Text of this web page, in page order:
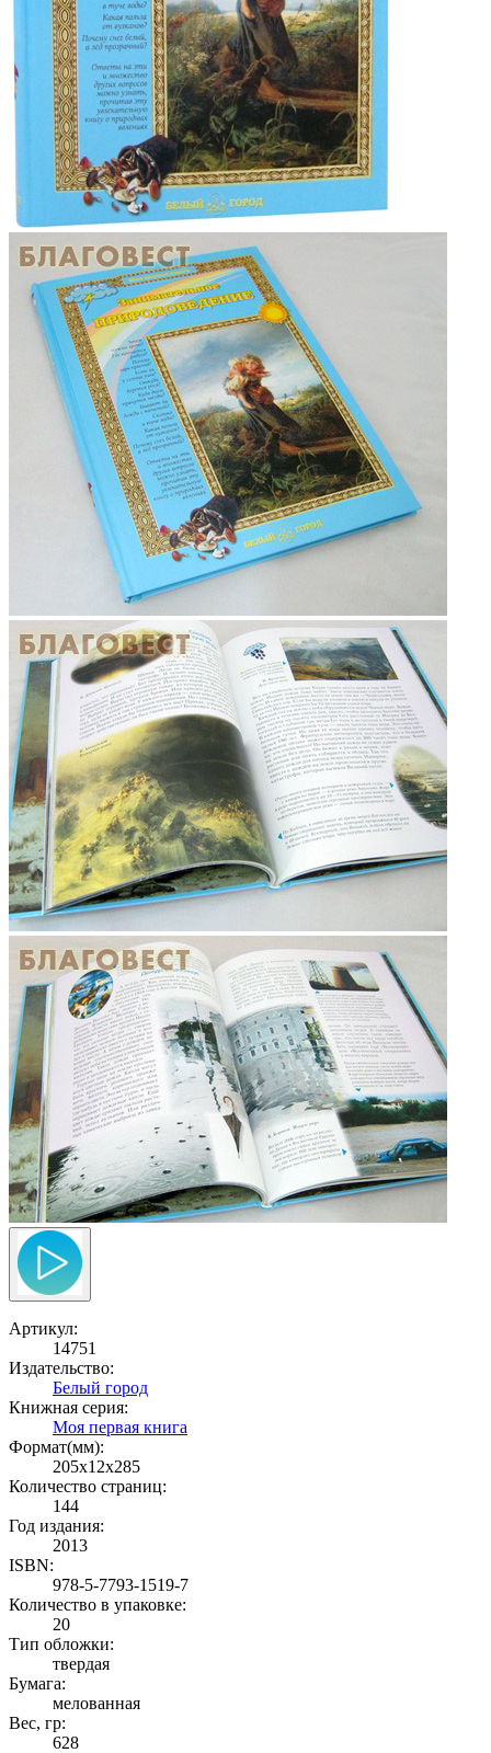
Артикул:
14751
Издательство:
Белый город
Книжная серия:
Моя первая книга
Формат(мм):
205x12x285
Количество страниц:
144
Год издания:
2013
ISBN:
978-5-7793-1519-7
Количество в упаковке:
20
Тип обложки:
твердая
Бумага:
мелованная
Вес, гр:
628